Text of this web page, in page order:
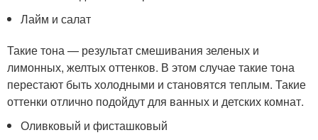
Лайм и салат
Такие тона — результат смешивания зеленых и
лимонных, желтых оттенков. В этом случае такие тона
перестают быть холодными и становятся теплым. Такие
оттенки отлично подойдут для ванных и детских комнат.
Оливковый и фисташковый